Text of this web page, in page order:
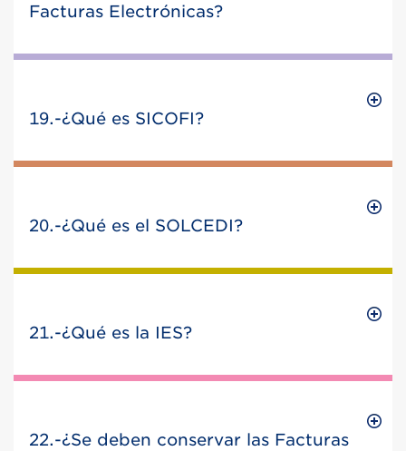
Facturas Electrónicas?
19.-¿Qué es SICOFI?
20.-¿Qué es el SOLCEDI?
21.-¿Qué es la IES?
22.-¿Se deben conservar las Facturas